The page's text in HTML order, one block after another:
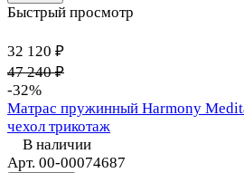
Быстрый просмотр
32 120 ₽
47 240 ₽
-32%
Матрас пружинный Harmony
чехол трикотаж
В наличии
Арт. 00-00074687